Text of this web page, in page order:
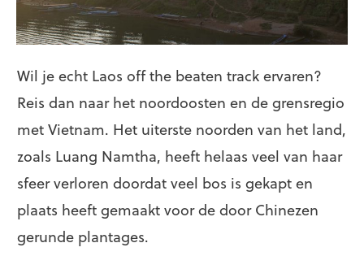
Wil je echt Laos off the beaten track ervaren?
Reis dan naar het noordoosten en de grensregio
met Vietnam. Het uiterste noorden van het land,
zoals Luang Namtha, heeft helaas veel van haar
sfeer verloren doordat veel bos is gekapt en
plaats heeft gemaakt voor de door Chinezen
gerunde plantages.